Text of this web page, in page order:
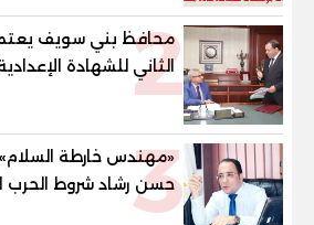
2
محافظ بني سويف
الثاني للشهادة
والنور للمكفوفين
3
«مهندس خارطة
حسن رشاد شروط الحرب
"خارطة طريق" للانسحاب